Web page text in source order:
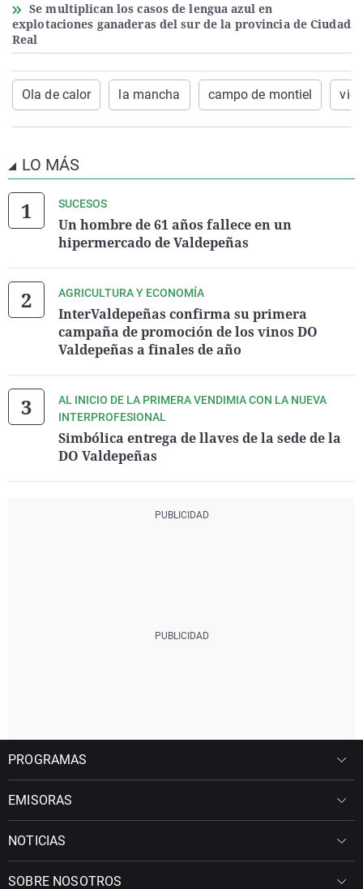
Se multiplican los casos de lengua azul en
explotaciones ganaderas del sur de la provincia de Ciudad
Real
Ola de calor la mancha campo de montiel vid
LO MÁS
SUCESOS
Un hombre de 61 años fallece en un
hipermercado de Valdepeñas
AGRICULTURA Y ECONOMÍA
InterValdepeñas confirma su primera
campaña de promoción de los vinos DO
Valdepeñas a finales de año
AL INICIO DE LA PRIMERA VENDIMIA CON LA NUEVA
INTERPROFESIONAL
Simbólica entrega de llaves de la sede de la
DO Valdepeñas
PROGRAMAS
EMISORAS
NOTICIAS
SOBRE NOSOTROS